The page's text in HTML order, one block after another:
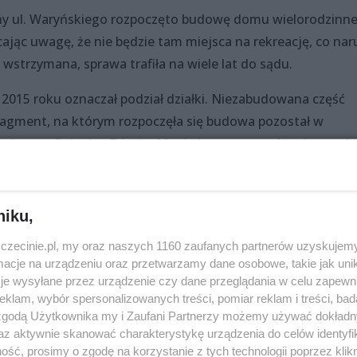
ul. Waryńskiego rozpoczęto budowę domu
uwagę, że nie będzie tam miejsca na rekreację, co
sprawa trafiła na wiele lat do sądu.
roku oznaczał podział działki. Niezabudowana część
na którym rozpoczęła się budowa pozostał w
z Polanicy-Zdroju. Mogła kontynuować budowę, ale
komornik. Pustostan kupiła spółka Dzwoniarek
na cele rekreacyjno-sportowe. Trwa tam
koszykówki i wielofunkcyjnego.
stolikach do gry w szachy. Część terenu zajmie duży
my oraz naszych 1160 zaufanych partnerów
na urządzeniu oraz przetwarzamy dane osobowe, takie jak
wysyłane przez urządzenie czy dane przeglądania w celu
wybór spersonalizowanych treści, pomiar reklam i treści,
Użytkownika my i Zaufani Partnerzy możemy używać
aktywnie skanować charakterystykę urządzenia do celów
prosimy o zgodę na korzystanie z tych technologii poprzez